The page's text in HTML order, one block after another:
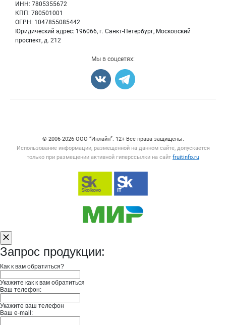
ИНН: 7805355672
КПП: 780501001
ОГРН: 1047855085442
Юридический адрес: 196066, г. Санкт-Петербург, Московский
проспект, д. 212
Мы в соцсетях:
© 2006‑2026 ООО “Инлайн”. 12+ Все права защищены.
Использование информации, размещенной на данном сайте, допускается
только при размещении активной гиперссылки на сайт fruitinfo.ru
Запрос продукции:
Как к вам обратиться?
Укажите как к вам обратиться
Ваш телефон:
Укажите ваш телефон
Ваш e-mail: